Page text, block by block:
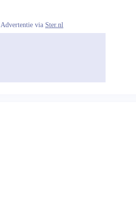
Advertentie via Ster.nl